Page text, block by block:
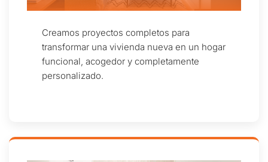
Creamos proyectos completos para
transformar una vivienda nueva en un hogar
funcional, acogedor y completamente
personalizado.